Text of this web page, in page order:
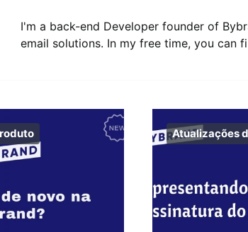
I'm a back-end Developer founder of
email solutions. In my free time, you can
Atualizações